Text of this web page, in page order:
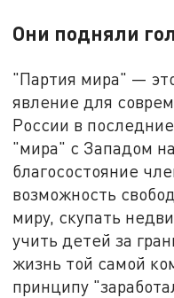
Они подняли
"Партия мира" —
явление для
России в
"мира" с Западом
благосостояние
возможность
миру, скупать
учить детей за
жизнь той самой
принципу